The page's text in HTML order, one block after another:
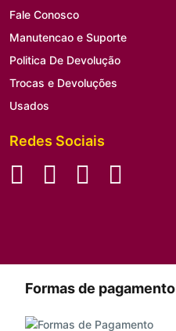
Fale Conosco
Manutencao e Suporte
Politica De Devolução
Trocas e Devoluções
Usados
Redes Sociais
Formas de pagamento